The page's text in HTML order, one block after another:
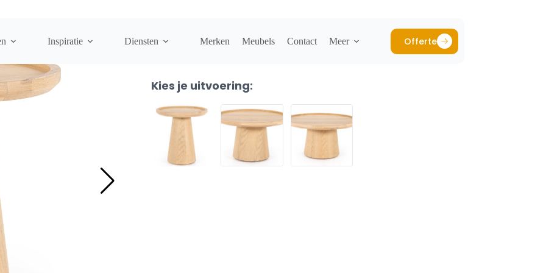
Inspiratie Diensten Merken Meubels Contact Meer Offerte
Kies je uitvoering: